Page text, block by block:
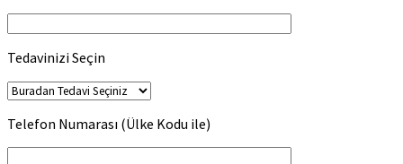
Tedavinizi Seçin
Telefon Numarası (Ülke Kodu ile)